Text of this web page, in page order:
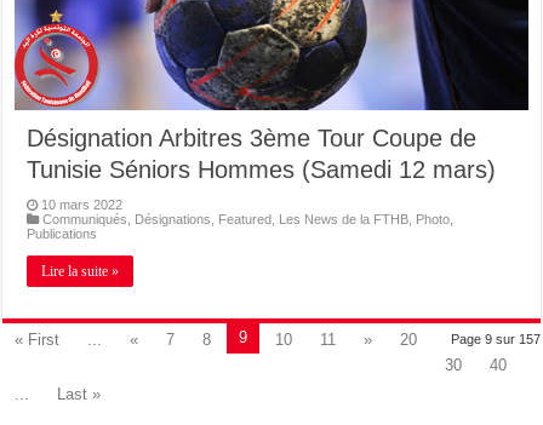
Désignation Arbitres 3ème Tour Coupe de
Tunisie Séniors Hommes (Samedi 12 mars)
10 mars 2022
Communiqués
Désignations Featured Les News de la FTHB Photo
Publications
Lire la suite »
Page 9 sur 157
« First ... « 7 8 9 10 11 »
20
30
40
...
Last »